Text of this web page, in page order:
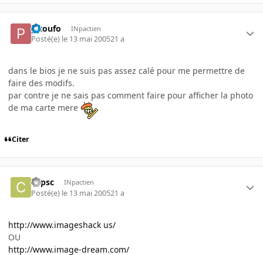
pitoufo INpactien
Posté(e) le 13 mai 200521 a
dans le bios je ne suis pas assez calé pour me permettre de
faire des modifs.
par contre je ne sais pas comment faire pour afficher la photo
de ma carte mere
Citer
copsc INpactien
Posté(e) le 13 mai 200521 a
http://www.imageshack us/
OU
http://www.image-dream.com/